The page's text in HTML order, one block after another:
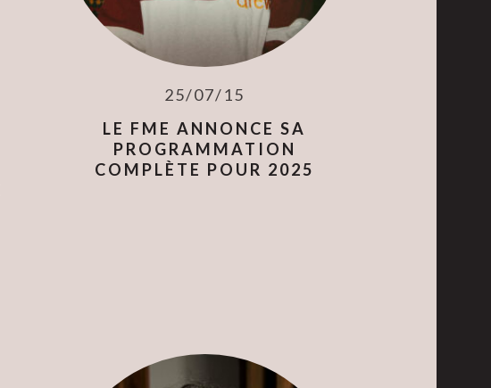
25/07/15
LE FME ANNONCE SA
PROGRAMMATION
COMPLÈTE POUR 2025